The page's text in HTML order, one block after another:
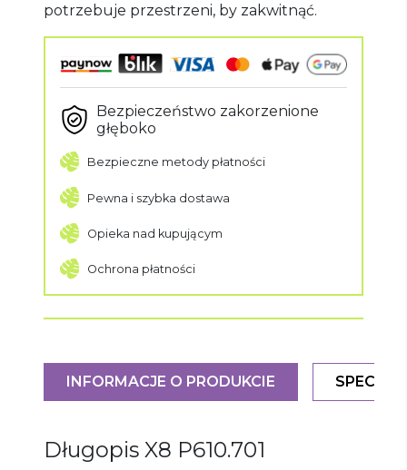
potrzebuje przestrzeni, by zakwitnąć.
Bezpieczeństwo zakorzenione
głęboko
Bezpieczne metody płatności
Pewna i szybka dostawa
Opieka nad kupującym
Ochrona płatności
INFORMACJE O PRODUKCIE
Długopis X8 P610.701